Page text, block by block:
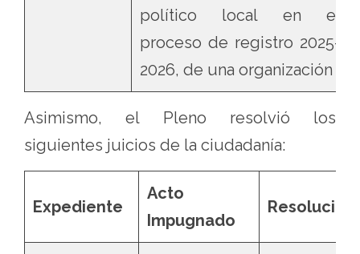
político local en el
proceso de registro 2025-
2026, de una organización
Asimismo, el Pleno resolvió los
siguientes juicios de la ciudadanía:
Expediente
Acto
Impugnado
Resolución